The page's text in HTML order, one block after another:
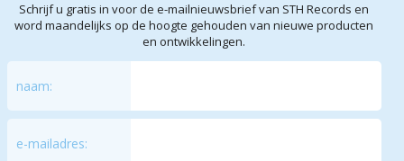
Schrijf u gratis in voor de e-mailnieuwsbrief van STH Records en
word maandelijks op de hoogte gehouden van nieuwe producten
en ontwikkelingen.
naam:
e-mailadres: